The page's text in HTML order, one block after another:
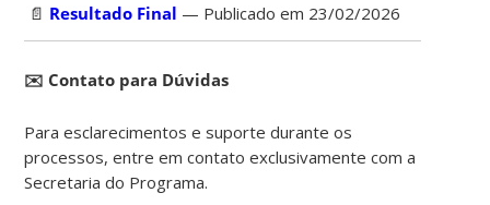
📄 Resultado Final — Publicado em 23/02/2026
✉️ Contato para Dúvidas
Para esclarecimentos e suporte durante os
processos, entre em contato exclusivamente com a
Secretaria do Programa.